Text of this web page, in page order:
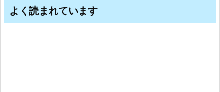
よく読まれています